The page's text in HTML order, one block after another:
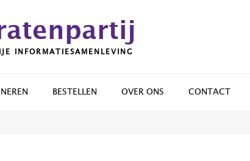
INFORMATIESAMENLEVING
BESTELLEN OVER ONS CONTACT